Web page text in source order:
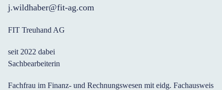
j.wildhaber@fit-ag.com
FIT Treuhand AG
seit 2022 dabei
Sachbearbeiterin
Fachfrau im Finanz- und Rechnungswesen mit eidg. Fachausweis